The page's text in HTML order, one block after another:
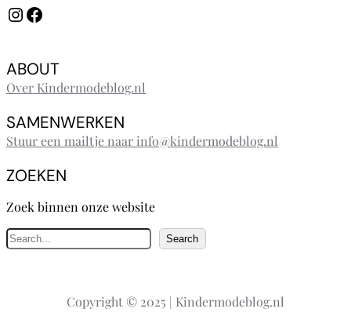
InstagramFacebook
ABOUT
Over Kindermodeblog.nl
SAMENWERKEN
Stuur een mailtje naar info@kindermodeblog.nl
ZOEKEN
Zoek binnen onze website
Z
o
e
Search
Copyright © 2025 | Kindermodeblog.nl